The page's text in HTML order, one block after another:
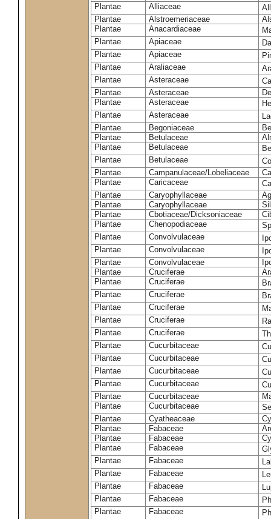
Plantae
Alliaceae
Plantae
Alstroemeriaceae
Plantae
Anacardiaceae
Plantae
Apiaceae
Plantae
Apiaceae
Plantae
Araliaceae
Plantae
Asteraceae
Plantae
Asteraceae
Plantae
Asteraceae
Plantae
Asteraceae
Plantae
Begoniaceae
Plantae
Betulaceae
Plantae
Betulaceae
Plantae
Betulaceae
Plantae
Campanulaceae/Lobeliaceae
Plantae
Caricaceae
Plantae
Caryophyllaceae
Plantae
Caryophyllaceae
Plantae
Cbotiaceae/Dicksoniaceae
Plantae
Chenopodiaceae
Plantae
Convolvulaceae
Plantae
Convolvulaceae
Plantae
Convolvulaceae
Plantae
Cruciferae
Plantae
Cruciferae
Plantae
Cruciferae
Plantae
Cruciferae
Plantae
Cruciferae
Plantae
Cruciferae
Plantae
Cucurbitaceae
Plantae
Cucurbitaceae
Plantae
Cucurbitaceae
Plantae
Cucurbitaceae
Plantae
Cucurbitaceae
Plantae
Cucurbitaceae
Plantae
Cyatheaceae
Plantae
Fabaceae
Plantae
Fabaceae
Plantae
Fabaceae
Plantae
Fabaceae
Plantae
Fabaceae
Plantae
Fabaceae
Plantae
Fabaceae
Plantae
Fabaceae